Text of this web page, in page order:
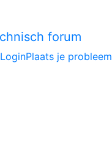
Plaats je probleem
Login